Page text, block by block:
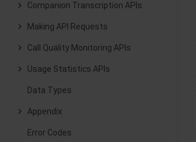
Companion Transcription APIs
Making API Requests
Call Quality Monitoring APIs
Usage Statistics APIs
Data Types
Appendix
Error Codes